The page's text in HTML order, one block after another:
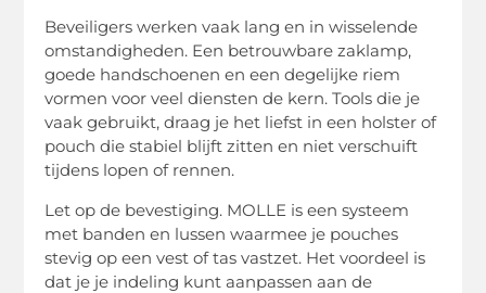
Beveiligers werken vaak lang en in wisselende
omstandigheden. Een betrouwbare zaklamp,
goede handschoenen en een degelijke riem
vormen voor veel diensten de kern. Tools die je
vaak gebruikt, draag je het liefst in een holster of
pouch die stabiel blijft zitten en niet verschuift
tijdens lopen of rennen.
Let op de bevestiging. MOLLE is een systeem
met banden en lussen waarmee je pouches
stevig op een vest of tas vastzet. Het voordeel is
dat je je indeling kunt aanpassen aan de